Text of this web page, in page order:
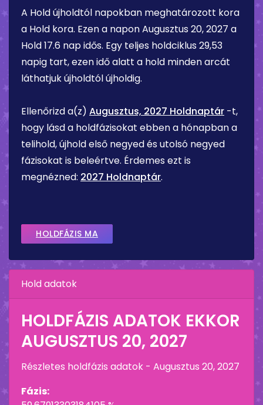
A Hold újholdtól napokban meghatározott kora
a Hold kora. Ezen a naponAugusztus 20, 2027 a
Hold17.6 napidős. Egy teljes holdciklus 29,53
napig tart, ezen idő alatt a hold minden arcát
láthatjuk újholdtól újholdig.
Ellenőrizd a(z) Augusztus, 2027 Holdnaptár -t,
hogy lásd a holdfázisokat ebben a hónapban a
telihold, újhold első negyed és utolsó negyed
fázisokat is beleértve. Érdemes ezt is
megnézned: 2027 Holdnaptár.
HOLDFÁZIS MA
Hold adatok
HOLDFÁZIS ADATOK EKKOR
AUGUSZTUS 20, 2027
Részletes holdfázis adatok - Augusztus 20, 2027
Fázis: